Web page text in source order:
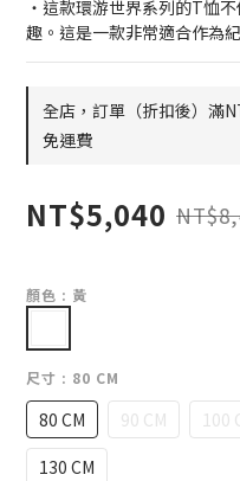
・這款環游世界系列的T恤
趣。這是一款非常適合作為
全店，訂單（折扣後）滿
免運費
NT$5,040
顏色 : 黃
尺寸 : 80 CM
80 CM 90 CM 100
130 CM